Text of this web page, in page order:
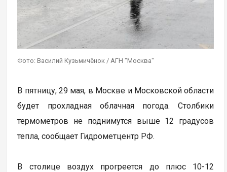
Фото: Василий Кузьмичёнок / АГН "Москва"
В пятницу, 29 мая, в Москве и Московской области
будет прохладная облачная погода. Столбики
термометров не поднимутся выше 12 градусов
тепла, сообщает Гидрометцентр РФ.
В столице воздух прогреется до плюс 10-12